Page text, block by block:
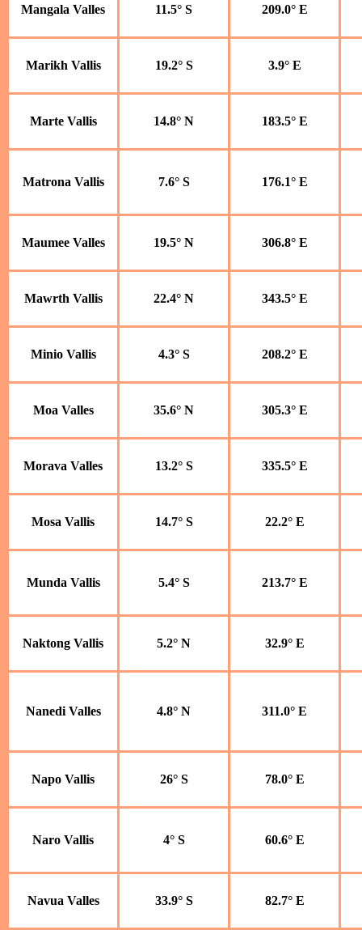
Mangala Valles 11.5° S 209.0° E
Marikh Vallis 19.2° S 3.9° E
Marte Vallis 14.8° N 183.5° E
Matrona Vallis 7.6° S 176.1° E
Maumee Valles 19.5° N 306.8° E
Mawrth Vallis 22.4° N 343.5° E
Minio Vallis 4.3° S 208.2° E
Moa Valles 35.6° N 305.3° E
Morava Valles 13.2° S 335.5° E
Mosa Vallis 14.7° S 22.2° E
Munda Vallis 5.4° S 213.7° E
Naktong Vallis 5.2° N 32.9° E
Nanedi Valles 4.8° N 311.0° E
Napo Vallis 26° S 78.0° E
Naro Vallis 4° S 60.6° E
Navua Valles 33.9° S 82.7° E